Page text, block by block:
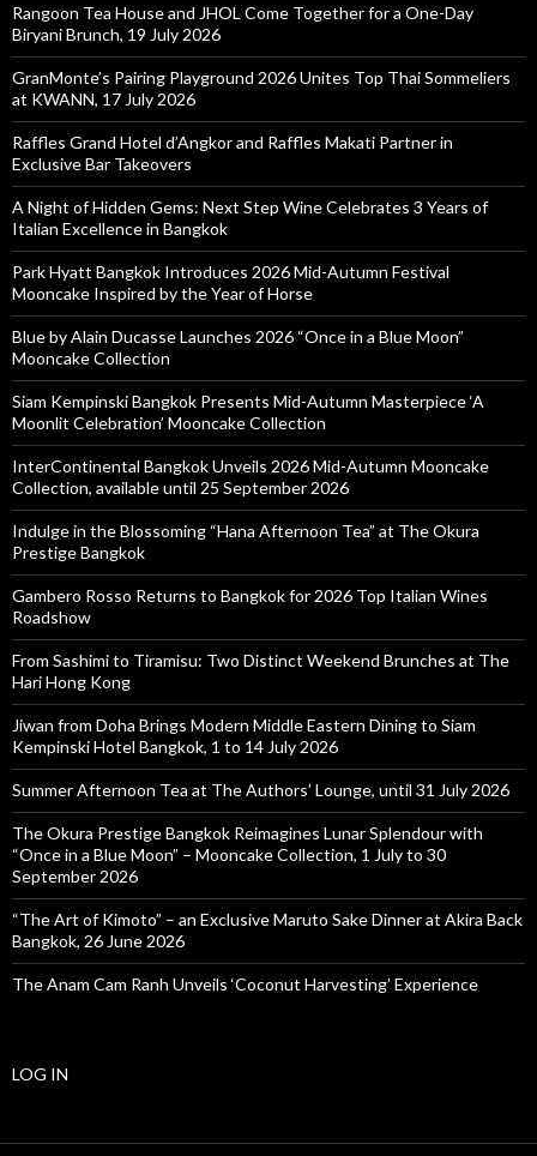
Rangoon Tea House and JHOL Come Together for a One-Day
Biryani Brunch, 19 July 2026
GranMonte’s Pairing Playground 2026 Unites Top Thai Sommeliers
at KWANN, 17 July 2026
Raffles Grand Hotel d’Angkor and Raffles Makati Partner in
Exclusive Bar Takeovers
A Night of Hidden Gems: Next Step Wine Celebrates 3 Years of
Italian Excellence in Bangkok
Park Hyatt Bangkok Introduces 2026 Mid-Autumn Festival
Mooncake Inspired by the Year of Horse
Blue by Alain Ducasse Launches 2026 “Once in a Blue Moon”
Mooncake Collection
Siam Kempinski Bangkok Presents Mid-Autumn Masterpiece ‘A
Moonlit Celebration’ Mooncake Collection
InterContinental Bangkok Unveils 2026 Mid-Autumn Mooncake
Collection, available until 25 September 2026
Indulge in the Blossoming “Hana Afternoon Tea” at The Okura
Prestige Bangkok
Gambero Rosso Returns to Bangkok for 2026 Top Italian Wines
Roadshow
From Sashimi to Tiramisu: Two Distinct Weekend Brunches at The
Hari Hong Kong
Jiwan from Doha Brings Modern Middle Eastern Dining to Siam
Kempinski Hotel Bangkok, 1 to 14 July 2026
Summer Afternoon Tea at The Authors’ Lounge, until 31 July 2026
The Okura Prestige Bangkok Reimagines Lunar Splendour with
“Once in a Blue Moon” – Mooncake Collection, 1 July to 30
September 2026
“The Art of Kimoto” – an Exclusive Maruto Sake Dinner at Akira Back
Bangkok, 26 June 2026
The Anam Cam Ranh Unveils ‘Coconut Harvesting’ Experience
LOG IN